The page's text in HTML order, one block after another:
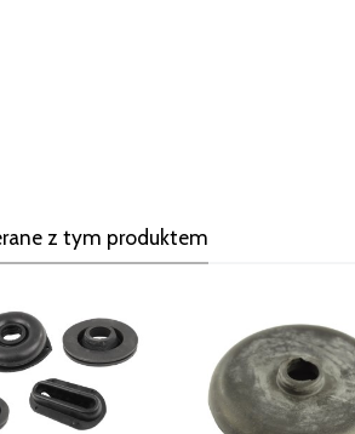
z tym produktem